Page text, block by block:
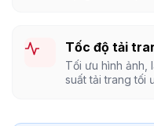
Tốc độ tải
Tối ưu hình ảnh,
suất tải trang tối